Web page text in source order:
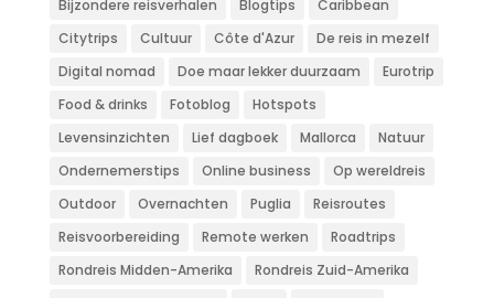
Bijzondere reisverhalen
Blogtips
Caribbean
Citytrips
Cultuur Côte d'Azur
De reis in mezelf
Digital nomad
Doe maar lekker duurzaam
Eurotrip
Food & drinks
Fotoblog
Hotspots
Levensinzichten
Lief dagboek Mallorca
Natuur
Ondernemerstips
Online business
Op wereldreis
Outdoor
Overnachten Puglia
Reisroutes
Reisvoorbereiding
Remote werken
Roadtrips
Rondreis Midden-Amerika
Rondreis Zuid-Amerika